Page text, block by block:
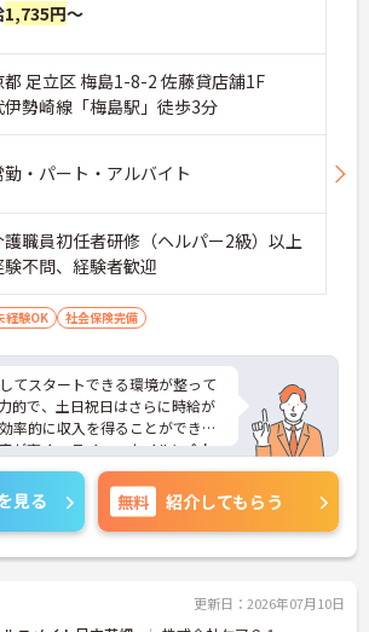
1,735円～
都 足立区 梅島1-8-2 佐藤貸店舗1F
伊勢崎線「梅島駅」徒歩3分
勤・パート・アルバイト
職員初任者研修（ヘルパー2級）以上
不問、経験者歓迎
経験OK 社会保険完備
てスタートできる環境が整って
的で、土日祝日はさらに時給が
率的に収入を得ることができま
が高く、ライフスタイルに合わ
す。福利厚生も充実しており、
職場です。興味がある方はぜひ
見る 無料 紹介してもらう
更新日：2026年07月10日